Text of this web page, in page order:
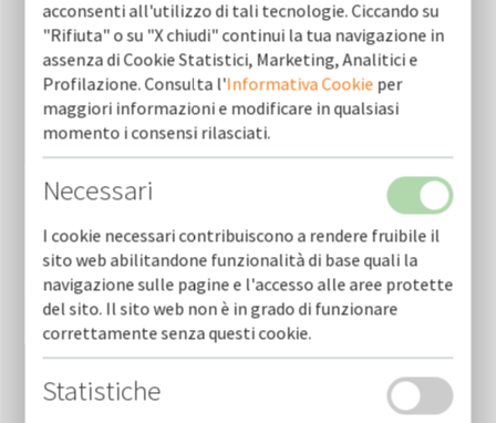
Ho letto e accetto le condizioni dell'informativa
sulla privacy*
acconsenti all'utilizzo di tali tecnologie. Ciccando su
"Rifiuta" o su "X chiudi" continui la tua navigazione in
assenza di Cookie Statistici, Marketing, Analitici e
Profilazione. Consulta l'Informativa Cookie per
maggiori informazioni e modificare in qualsiasi
momento i consensi rilasciati.
Necessari
I cookie necessari contribuiscono a rendere fruibile il
sito web abilitandone funzionalità di base quali la
navigazione sulle pagine e l'accesso alle aree protette
del sito. Il sito web non è in grado di funzionare
correttamente senza questi cookie.
Statistiche